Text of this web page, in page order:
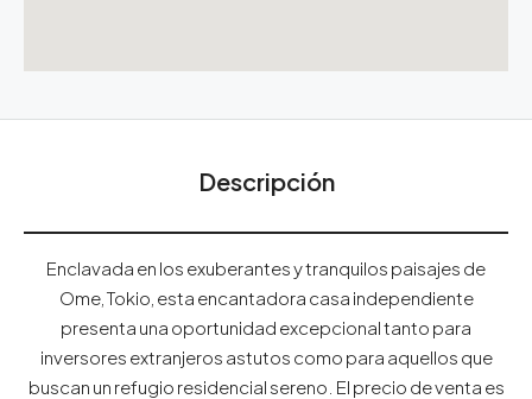
Descripción
Enclavada en los exuberantes y tranquilos paisajes de
Ome, Tokio, esta encantadora casa independiente
presenta una oportunidad excepcional tanto para
inversores extranjeros astutos como para aquellos que
buscan un refugio residencial sereno. El precio de venta es